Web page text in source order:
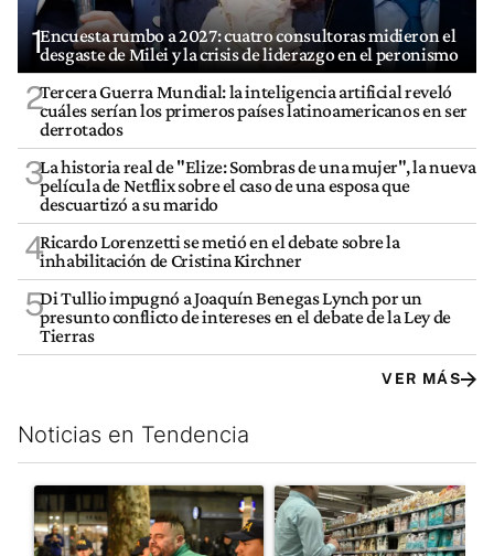
1Encuesta rumbo a 2027: cuatro consultoras midieron el
desgaste de Milei y la crisis de liderazgo en el peronismo
2Tercera Guerra Mundial: la inteligencia artificial reveló
cuáles serían los primeros países latinoamericanos en ser
derrotados
3La historia real de "Elize: Sombras de una mujer", la nueva
película de Netflix sobre el caso de una esposa que
descuartizó a su marido
4Ricardo Lorenzetti se metió en el debate sobre la
inhabilitación de Cristina Kirchner
5Di Tullio impugnó a Joaquín Benegas Lynch por un
presunto conflicto de intereses en el debate de la Ley de
Tierras
VER MÁS
Noticias en Tendencia
Este listado muestra los artículos con más comentarios en los
Un artículo de tendencia con el título "La violencia sigue en
Un artículo de tendencia con